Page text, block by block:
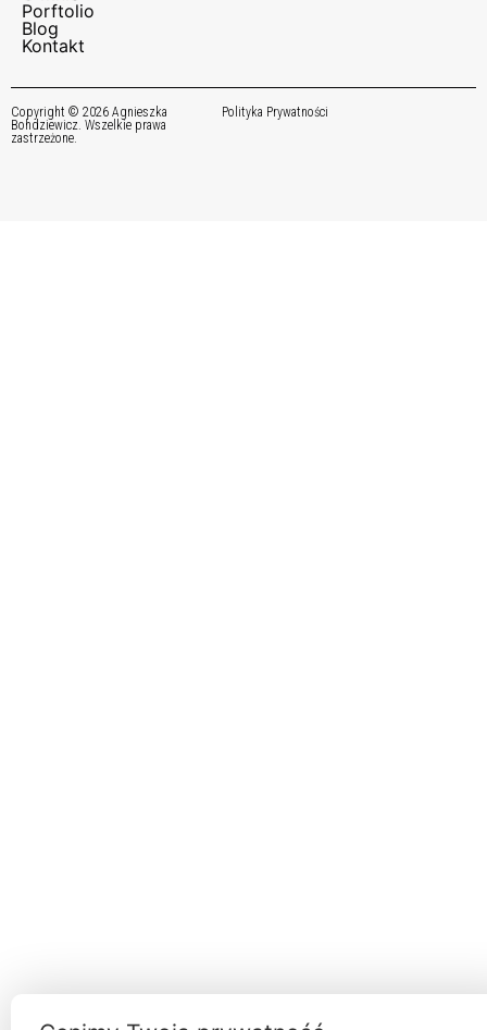
Porftolio
Blog
Kontakt
Copyright © 2026 Agnieszka
Bohdziewicz. Wszelkie prawa
zastrzeżone.
Polityka Prywatności